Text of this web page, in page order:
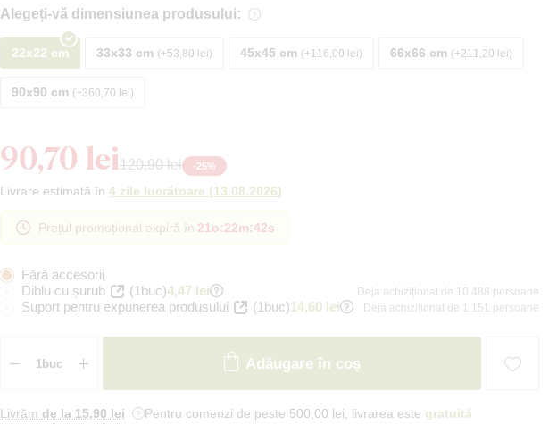
Alegeți-vă dimensiunea produsului:
22x22 cm 33x33 cm +53,80 lei 45x45 cm +116,00 lei 66x66 cm +211,20 lei
90x90 cm +360,70 lei
90,70 lei120,90 lei -25%
Livrare estimată în 4 zile lucrătoare (13.08.2026)
Prețul promoțional expiră în 21o:22m:41s
Fără accesorii
Diblu cu șurub
(1buc)4,47 lei Deja achiziționat de 10 488 persoane
Suport pentru expunerea produsului (1buc)14,60 lei Deja achiziționat de 1 151 persoane
Adăugare în coș
Livrăm de la 15,90 lei Pentru comenzi de peste 500,00 lei, livrarea este gratuită